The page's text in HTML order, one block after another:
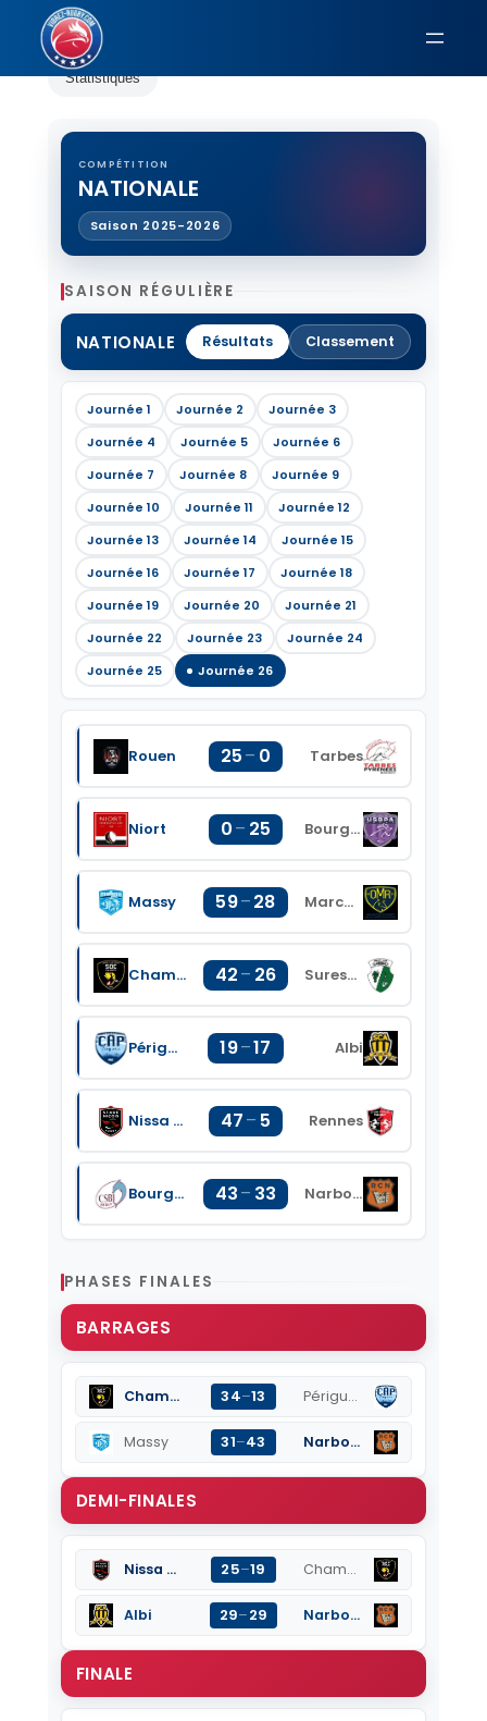
Aller
contenu
Résultats
Statistiques
COMPÉTITION
NATIONALE
Saison 2025-2026
SAISON RÉGULIÈRE
NATIONALE Résultats Classement
Journée 1 Journée 2
Journée 3
Journée 4
Journée 5
Journée 6
Journée 7
Journée 8
Journée 9
Journée 10
Journée 11
Journée 12
Journée 13
Journée 14
Journée 15
Journée 16
Journée 17
Journée 18
Journée 19
Journée 20
Journée 21
Journée 22
Journée 23
Journée 24
Journée 25
Journée 26
Rouen 25– 0 Tarbes
Niort 0– 25 Bourg-en-Bresse
Massy 59–28 Marcq-en-Barœul
Chambery 42– 26 Suresnes
Périgueux 19–17 Albi
Nissa Rugby 47– 5 Rennes
Bourgoin Jallieu 43– 33 Narbonne
PHASES FINALES
BARRAGES
Chambery 34–13 Périgueux
Massy 31–43 Narbonne
DEMI-FINALES
Nissa Rugby 25–19 Chambery
Albi 29–29 Narbonne
FINALE